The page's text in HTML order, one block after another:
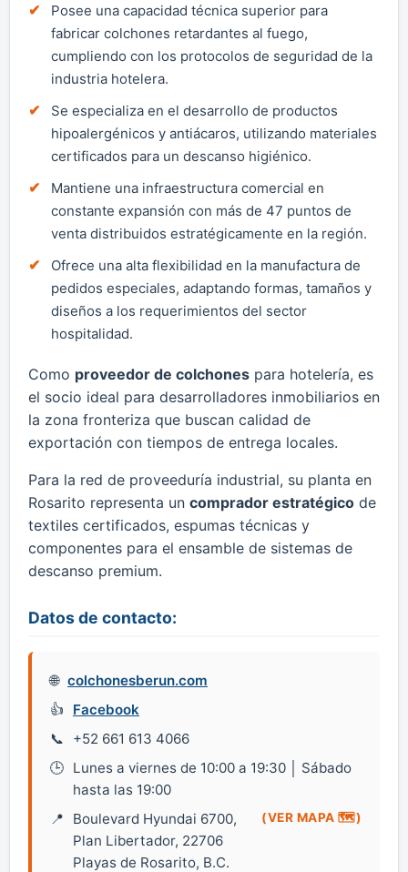
Posee una capacidad técnica superior para
fabricar colchones retardantes al fuego,
cumpliendo con los protocolos de seguridad de la
industria hotelera.
Se especializa en el desarrollo de productos
hipoalergénicos y antiácaros, utilizando materiales
certificados para un descanso higiénico.
Mantiene una infraestructura comercial en
constante expansión con más de 47 puntos de
venta distribuidos estratégicamente en la región.
Ofrece una alta flexibilidad en la manufactura de
pedidos especiales, adaptando formas, tamaños y
diseños a los requerimientos del sector
hospitalidad.
Como proveedor de colchones para hotelería, es
el socio ideal para desarrolladores inmobiliarios en
la zona fronteriza que buscan calidad de
exportación con tiempos de entrega locales.
Para la red de proveeduría industrial, su planta en
Rosarito representa un comprador estratégico de
textiles certificados, espumas técnicas y
componentes para el ensamble de sistemas de
descanso premium.
Datos de contacto:
colchonesberun.com
Facebook
+52 661 613 4066
Lunes a viernes de 10:00 a 19:30 │ Sábado
hasta las 19:00
Boulevard Hyundai 6700,
Plan Libertador, 22706
Playas de Rosarito, B.C.
(VER MAPA 🗺️)